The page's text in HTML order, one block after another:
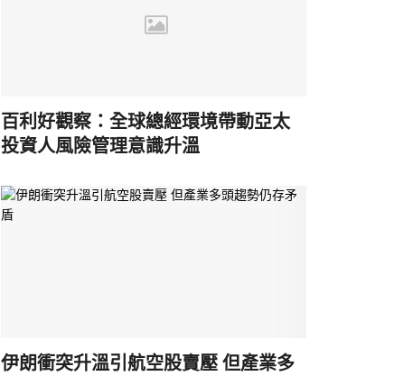
百利好觀察：全球總經環境帶動亞太
投資人風險管理意識升溫
伊朗衝突升溫引航空股賣壓 但產業多